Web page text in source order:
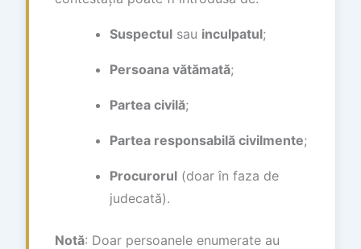
Suspectul sau inculpatul;
Persoana vătămată;
Partea civilă;
Partea responsabilă civilmente;
Procurorul (doar în faza de
judecată).
Notă: Doar persoanele enumerate au